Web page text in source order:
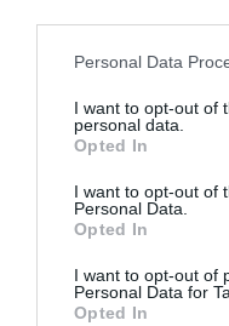
Please note that this
not limited to your visit
grant or deny consent
use your data for below
consent section.
Personal Data
I want to opt-out of
personal data.
Opted In
I want to opt-out of
Personal Data.
Opted In
I want to opt-out of
Personal Data for
Opted In
Και μετά
στη χωρα
πλατεία
έχει
ποικιλίες
Ο